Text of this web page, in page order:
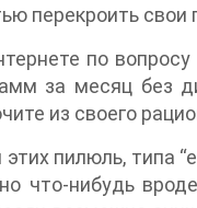
перекроить свои
по
за месяц без
из своего
этих пилюль, типа
что-нибудь